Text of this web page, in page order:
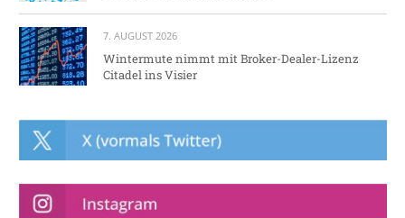
7. AUGUST 2026
Wintermute nimmt mit Broker-Dealer-Lizenz
Citadel ins Visier